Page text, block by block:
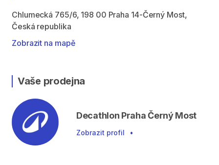
Chlumecká 765/6, 198 00 Praha 14-Černý Most,
Česká republika
Zobrazit na mapě
Vaše prodejna
Decathlon Praha Černý Most
Zobrazit profil •